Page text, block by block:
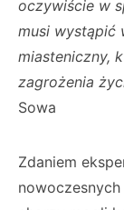
oczywiście w
musi wystąpić
miasteniczny,
zagrożenia
Sowa
Zdaniem